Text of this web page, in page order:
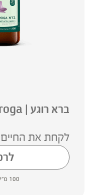
ברא רוגע | Bara roga
לקחת את
100 מ"ל |